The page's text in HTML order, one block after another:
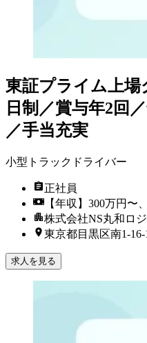
東証プライム上場
日制／賞与年2回
／手当充実
小型トラックドライバー
正社員
【年収】300万円〜
株式会社NS丸和ロ
東京都目黒区南1-16-
求人を見る